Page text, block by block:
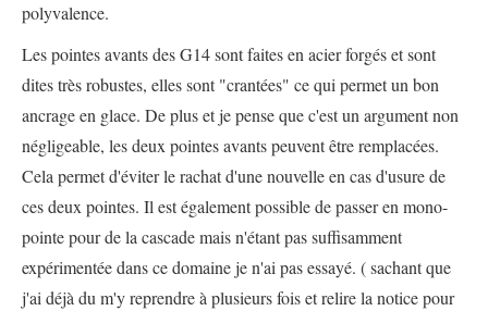
polyvalence.
Les pointes avants des G14 sont faites en acier forgés et sont
dites très robustes, elles sont "crantées" ce qui permet un bon
ancrage en glace. De plus et je pense que c'est un argument non
négligeable, les deux pointes avants peuvent être remplacées.
Cela permet d'éviter le rachat d'une nouvelle en cas d'usure de
ces deux pointes. Il est également possible de passer en mono-
pointe pour de la cascade mais n'étant pas suffisamment
expérimentée dans ce domaine je n'ai pas essayé. ( sachant que
j'ai déjà du m'y reprendre à plusieurs fois et relire la notice pour